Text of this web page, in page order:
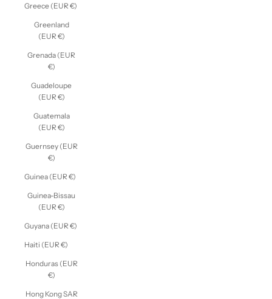
Greece (EUR €)
Greenland
(EUR €)
Grenada (EUR
€)
Guadeloupe
(EUR €)
Guatemala
(EUR €)
Guernsey (EUR
€)
Guinea (EUR €)
Guinea-Bissau
(EUR €)
Guyana (EUR €)
Haiti (EUR €)
Honduras (EUR
€)
Hong Kong SAR